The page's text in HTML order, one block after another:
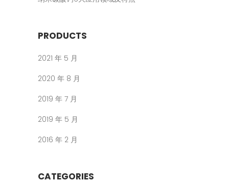
PRODUCTS
2021 年 5 月
2020 年 8 月
2019 年 7 月
2019 年 5 月
2016 年 2 月
CATEGORIES